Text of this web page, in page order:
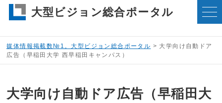
大型ビジョン総合ポータル
媒体情報掲載数№1。大型ビジョン総合ポータル > 大学向け自動ドア
広告（早稲田大学 西早稲田キャンパス）
大学向け自動ドア広告（早稲田大